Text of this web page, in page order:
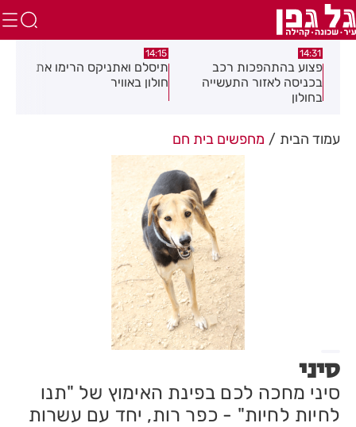
14:31
פצוע בהתהפכות רכב
בכניסה לאזור התעשייה
בחולון
14:15
תיסלם ואתניקס הרימו את
חולון באוויר
עמוד הבית מחפשים בית חם
סיני
סיני מחכה לכם בפינת האימוץ של "תנו
לחיות לחיות" - כפר רות, יחד עם עשרות